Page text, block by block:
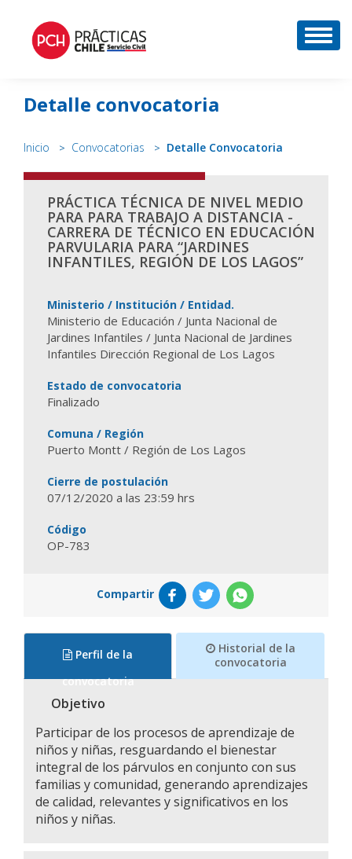
Detalle convocatoria
Inicio Convocatorias Detalle Convocatoria
PRÁCTICA TÉCNICA DE NIVEL MEDIO
PARA PARA TRABAJO A DISTANCIA -
CARRERA DE TÉCNICO EN EDUCACIÓN
PARVULARIA PARA “JARDINES
INFANTILES, REGIÓN DE LOS LAGOS”
Ministerio / Institución / Entidad.
Ministerio de Educación / Junta Nacional de
Jardines Infantiles / Junta Nacional de Jardines
Infantiles Dirección Regional de Los Lagos
Estado de convocatoria
Finalizado
Comuna / Región
Puerto Montt / Región de Los Lagos
Cierre de postulación
07/12/2020 a las 23:59 hrs
Código
OP-783
Compartir
Perfil de la
convocatoria
Historial de la
convocatoria
Objetivo
Participar de los procesos de aprendizaje de
niños y niñas, resguardando el bienestar
integral de los párvulos en conjunto con sus
familias y comunidad, generando aprendizajes
de calidad, relevantes y significativos en los
niños y niñas.